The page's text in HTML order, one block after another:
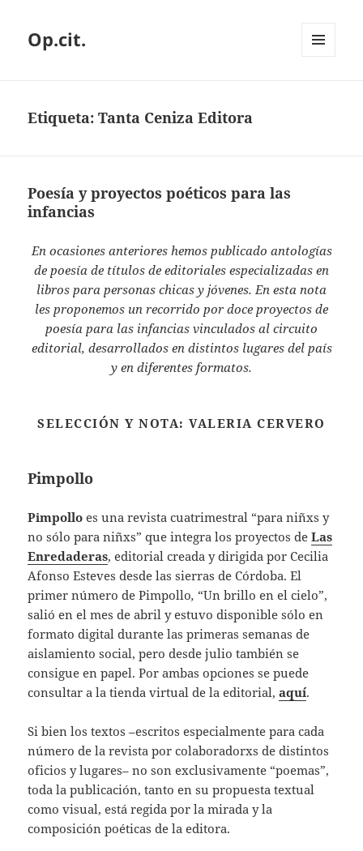
Op.cit.
Etiqueta:Tanta Ceniza Editora
Poesía y proyectos poéticos para las
infancias
En ocasiones anteriores hemos publicado antologías
de poesía de títulos de editoriales especializadas en
libros para personas chicas y jóvenes. En esta nota
les proponemos un recorrido por doce proyectos de
poesía para las infancias vinculados al circuito
editorial, desarrollados en distintos lugares del país
y en diferentes formatos.
SELECCIÓN Y NOTA: VALERIA CERVERO
Pimpollo
Pimpollo es una revista cuatrimestral “para niñxs y
no sólo para niñxs” que integra los proyectos deLas
Enredaderas, editorial creada y dirigida por Cecilia
Afonso Esteves desde las sierras de Córdoba. El
primer número de Pimpollo, “Un brillo en el cielo”,
salió en el mes de abril y estuvo disponible sólo en
formato digital durante las primeras semanas de
aislamiento social, pero desde julio también se
consigue en papel. Por ambas opciones se puede
consultar a la tienda virtual de la editorial,aquí.
Si bien los textos –escritos especialmente para cada
número de la revista por colaboradorxs de distintos
oficios y lugares– no son exclusivamente “poemas”,
toda la publicación, tanto en su propuesta textual
como visual, está regida por la mirada y la
composición poéticas de la editora.